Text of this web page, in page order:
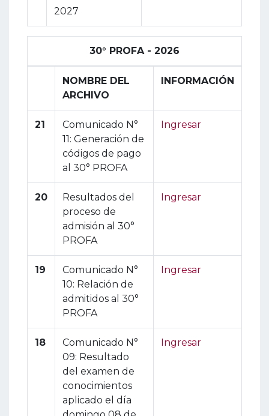
2027
30° PROFA - 2026
NOMBRE DEL
ARCHIVO
INFORMACIÓN
21
Comunicado N°
11: Generación de
códigos de pago
al 30° PROFA
Ingresar
20
Resultados del
proceso de
admisión al 30°
PROFA
Ingresar
19
Comunicado N°
10: Relación de
admitidos al 30°
PROFA
Ingresar
18
Comunicado N°
09: Resultado
del examen de
conocimientos
aplicado el día
Ingresar